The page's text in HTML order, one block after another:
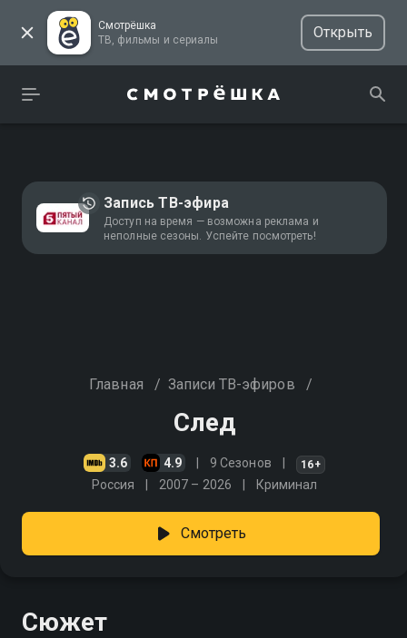
Смотрёшка
ТВ, фильмы и сериалы
Открыть
Запись ТВ-эфира
Доступ на время — возможна реклама и
неполные сезоны. Успейте посмотреть!
Главная / Записи ТВ-эфиров /
След
3.6 4.9 9 Сезонов 16+
Россия 2007 – 2026 Криминал
Смотреть
Сюжет